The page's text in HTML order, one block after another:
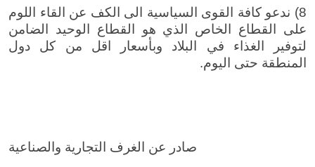
8) ندعو كافة القوى السياسية الى الكف عن القاء اللوم
على القطاع الخاص الذي هو القطاع الوحيد الضامن
لتوفير الغذاء في البلاد وبأسعار اقل من كل دول
المنطقة حتى اليوم.
صادر عن الغرف التجارية والصناعية